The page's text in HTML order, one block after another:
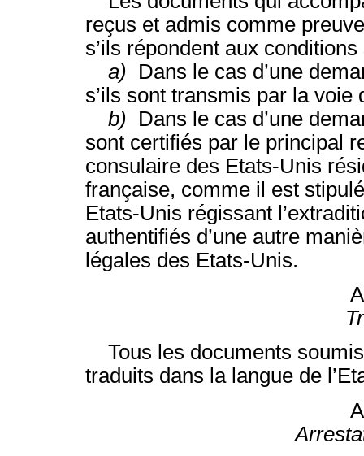
reçus et admis comme
s’ils répondent aux
a) Dans le cas d’une
s’ils sont transmis par la voie
b) Dans le cas d’une
sont certifiés par le principal
consulaire des Etats-Unis
française, comme il est
Etats-Unis régissant
authentifiés d’une autre
légales des Etats-Unis.
Tous les documents
traduits dans la langue de